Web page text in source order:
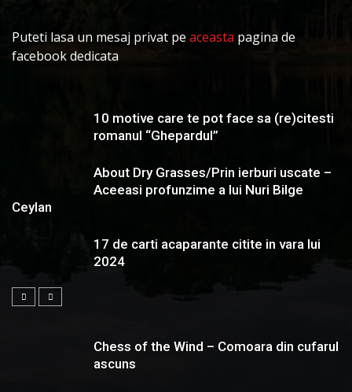
Puteti lasa un mesaj privat pe aceasta pagina de
facebook dedicata
10 motive care te pot face sa (re)citesti
romanul “Ghepardul”
About Dry Grasses/Prin ierburi uscate –
Aceeasi profunzime a lui Nuri Bilge
Ceylan
17 de carti acaparante citite in vara lui
2024
Chess of the Wind – Comoara din cufarul
ascuns